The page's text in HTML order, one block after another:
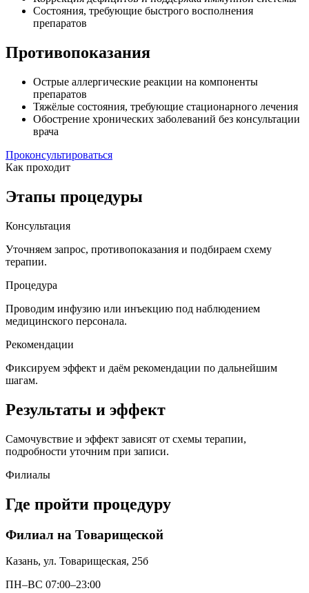
Состояния, требующие быстрого восполнения
препаратов
Противопоказания
Острые аллергические реакции на компоненты
препаратов
Тяжёлые состояния, требующие стационарного лечения
Обострение хронических заболеваний без консультации
врача
Проконсультироваться
Как проходит
Этапы процедуры
Консультация
Уточняем запрос, противопоказания и подбираем схему
терапии.
Процедура
Проводим инфузию или инъекцию под наблюдением
медицинского персонала.
Рекомендации
Фиксируем эффект и даём рекомендации по дальнейшим
шагам.
Результаты и эффект
Самочувствие и эффект зависят от схемы терапии,
подробности уточним при записи.
Филиалы
Где пройти процедуру
Филиал на Товарищеской
Казань, ул. Товарищеская, 25б
ПН–ВС 07:00–23:00